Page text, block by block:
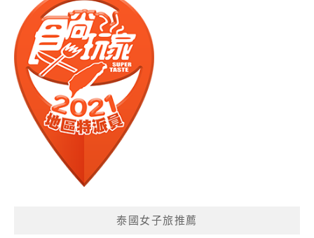
泰國女子旅推薦